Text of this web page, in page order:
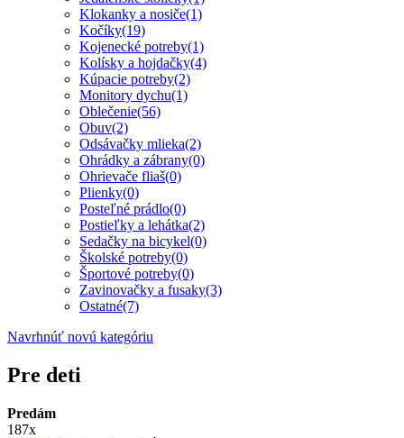
Klokanky a nosiče(1)
Kočíky(19)
Kojenecké potreby(1)
Kolísky a hojdačky(4)
Kúpacie potreby(2)
Monitory dychu(1)
Oblečenie(56)
Obuv(2)
Odsávačky mlieka(2)
Ohrádky a zábrany(0)
Ohrievače fliaš(0)
Plienky(0)
Posteľné prádlo(0)
Postieľky a lehátka(2)
Sedačky na bicykel(0)
Školské potreby(0)
Športové potreby(0)
Zavinovačky a fusaky(3)
Ostatné(7)
Navrhnúť novú kategóriu
Pre deti
Predám
187x